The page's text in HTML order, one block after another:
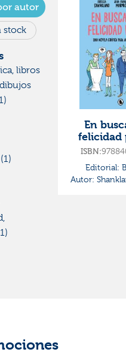
autor
stock
libros
En
felicidad
ISBN:
Editorial:
Autor: